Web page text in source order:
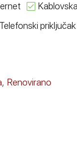
Telefonski priključak
, Renovirano